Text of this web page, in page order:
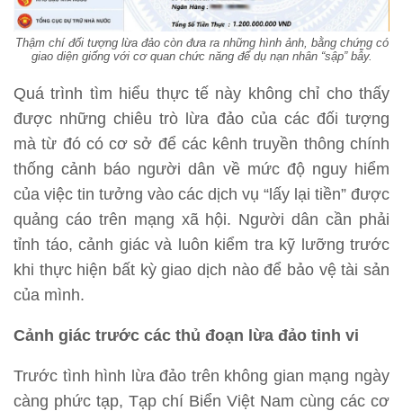
Thậm chí đối tượng lừa đảo còn đưa ra những hình ảnh, bằng chứng có
giao diện giống với cơ quan chức năng để dụ nạn nhân “sập” bẫy.
Quá trình tìm hiểu thực tế này không chỉ cho thấy
được những chiêu trò lừa đảo của các đối tượng
mà từ đó có cơ sở để các kênh truyền thông chính
thống cảnh báo người dân về mức độ nguy hiểm
của việc tin tưởng vào các dịch vụ “lấy lại tiền” được
quảng cáo trên mạng xã hội. Người dân cần phải
tỉnh táo, cảnh giác và luôn kiểm tra kỹ lưỡng trước
khi thực hiện bất kỳ giao dịch nào để bảo vệ tài sản
của mình.
Cảnh giác trước các thủ đoạn lừa đảo tinh vi
Trước tình hình lừa đảo trên không gian mạng ngày
càng phức tạp, Tạp chí Biển Việt Nam cùng các cơ